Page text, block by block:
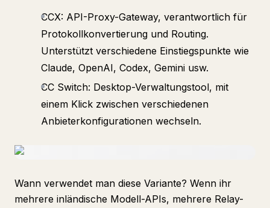
CCX: API-Proxy-Gateway, verantwortlich für
Protokollkonvertierung und Routing.
Unterstützt verschiedene Einstiegspunkte wie
Claude, OpenAI, Codex, Gemini usw.
CC Switch: Desktop-Verwaltungstool, mit
einem Klick zwischen verschiedenen
Anbieterkonfigurationen wechseln.
Wann verwendet man diese Variante? Wenn ihr
mehrere inländische Modell-APIs, mehrere Relay-